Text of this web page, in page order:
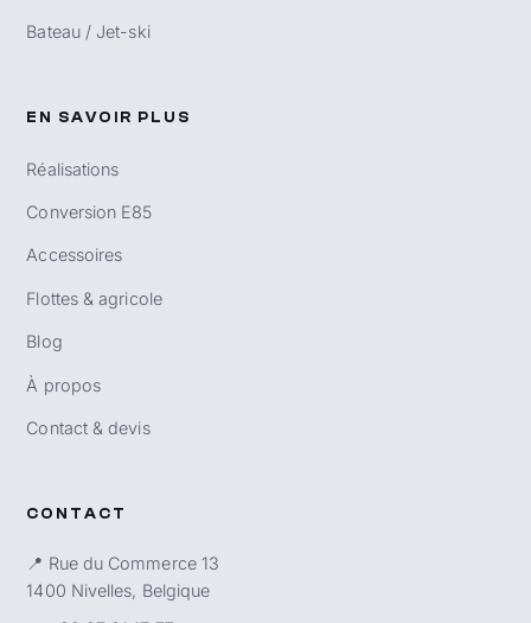
Bateau / Jet-ski
EN SAVOIR PLUS
Réalisations
Conversion E85
Accessoires
Flottes & agricole
Blog
À propos
Contact & devis
CONTACT
📍 Rue du Commerce 13
1400 Nivelles, Belgique